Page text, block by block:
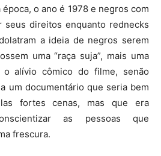
o ano é 1978 e negros com
seus direitos enquanto rednecks
a ideia de negros serem
uma “raça suja”, mais uma
alívio cômico do filme, senão
um documentário que seria bem
fortes cenas, mas que era
as pessoas que
frescura.